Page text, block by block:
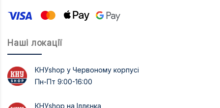
Наші локації
КНУshop у Червоному корпусі
Пн-Пт 9:00-16:00
КНУshop на Іллєнка